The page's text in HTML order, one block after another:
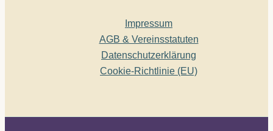
Impressum
AGB & Vereinsstatuten
Datenschutzerklärung
Cookie-Richtlinie (EU)